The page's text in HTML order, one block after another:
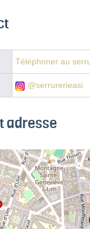
Téléphoner au
@serrurerieasi
adresse